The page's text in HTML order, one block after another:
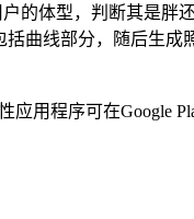
体型，判断其是胖
曲线部分，随后生
程序可在Google